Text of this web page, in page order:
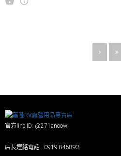
官方line ID: @271anoow
店長連絡電話 : 0919-845893